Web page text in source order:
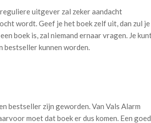
uitgever zal zeker aandacht
wordt. Geef je het boek zelf uit, dan zul je
boek is, zal niemand ernaar vragen. Je
bestseller kunnen worden.
bestseller zijn geworden. Van Vals Alarm
moet dat boek er dus komen. Een goed